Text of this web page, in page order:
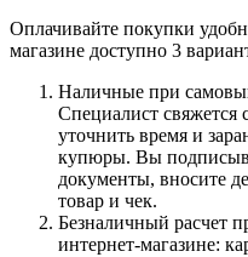
Оплачивайте покупки
магазине доступно 3
Наличные при
Специалист свяжется
уточнить время и
купюры. Вы
документы, вносите
товар и чек.
Безналичный расчет
интернет-магазине: